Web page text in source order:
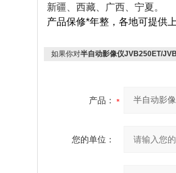
新疆、西藏、广西、宁夏。
产品保修*年整，各地可提供
如果你对半自动影像仪JVB250ET/
产品：
您的单位：